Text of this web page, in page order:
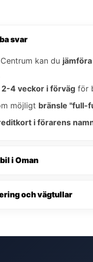
svar
kan du
2-4 veckor i förväg för
möjligt bränsle "full-
i förarens
i Oman
och vägtullar